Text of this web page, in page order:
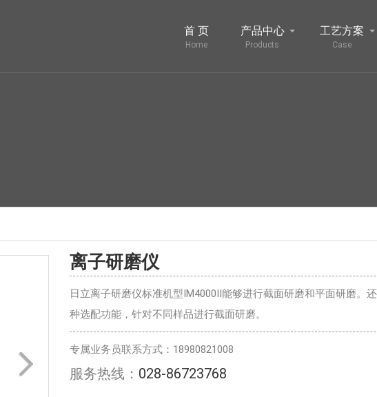
首 页
Home
产品中心
Products
工艺方案
Case
离子研磨仪
日立离子研磨仪标准机型IM4000Ⅱ能够进行截面研磨和平面研磨。
种选配功能，针对不同样品进行截面研磨。
专属业务员联系方式：18980821008
服务热线： 028-86723768